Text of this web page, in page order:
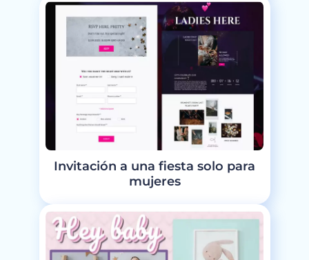
Invitación a una fiesta solo para
mujeres